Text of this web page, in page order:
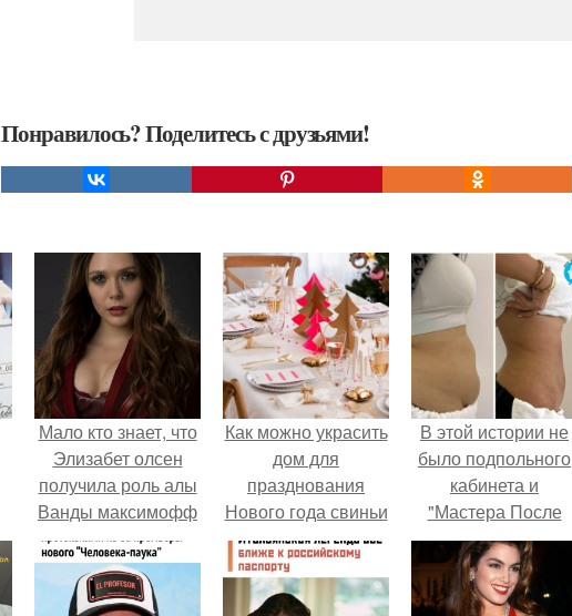
Понравилось? Поделитесь с друзьями!
Мало кто знает, что
Элизабет олсен
получила роль алы
Ванды максимофф
не сразу.
Как можно украсить
дом для
празднования
Нового года свиньи
В этой истории не
было подпольного
кабинета и
"Мастера После
Двухнедельных
Курсов".